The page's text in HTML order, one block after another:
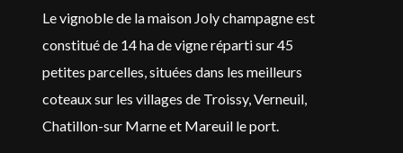
Le vignoble de la maison Joly champagne est
constitué de 14 ha de vigne réparti sur 45
petites parcelles, situées dans les meilleurs
coteaux sur les villages de Troissy, Verneuil,
Chatillon-sur Marne et Mareuil le port.